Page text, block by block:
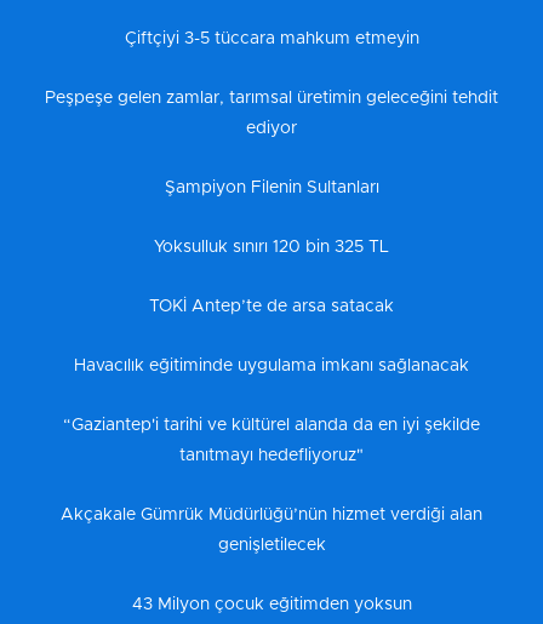
Çiftçiyi 3-5 tüccara mahkum etmeyin
Peşpeşe gelen zamlar, tarımsal üretimin geleceğini tehdit
ediyor
Şampiyon Filenin Sultanları
Yoksulluk sınırı 120 bin 325 TL
TOKİ Antep’te de arsa satacak
Havacılık eğitiminde uygulama imkanı sağlanacak
“Gaziantep'i tarihi ve kültürel alanda da en iyi şekilde
tanıtmayı hedefliyoruz"
Akçakale Gümrük Müdürlüğü’nün hizmet verdiği alan
genişletilecek
43 Milyon çocuk eğitimden yoksun